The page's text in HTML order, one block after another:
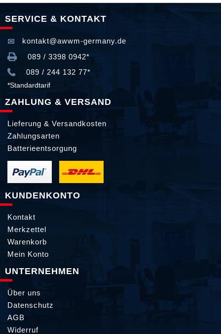
SERVICE & KONTAKT
kontakt@awwm-germany.de
089 / 3398 0942*
089 / 244 132 77*
*Standardtarif
ZAHLUNG & VERSAND
Lieferung & Versandkosten
Zahlungsarten
Batterieentsorgung
KUNDENKONTO
Kontakt
Merkzettel
Warenkorb
Mein Konto
UNTERNEHMEN
Über uns
Datenschutz
AGB
Widerruf